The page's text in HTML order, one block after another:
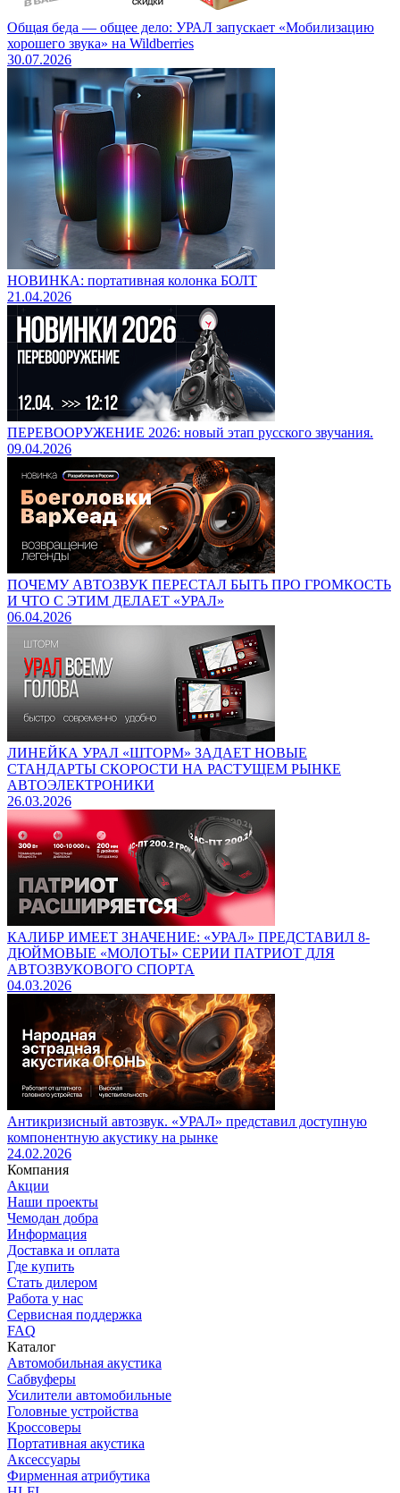
Общая беда — общее дело: УРАЛ запускает «Мобилизацию
хорошего звука» на Wildberries
30.07.2026
НОВИНКА: портативная колонка БОЛТ
21.04.2026
ПЕРЕВООРУЖЕНИЕ 2026: новый этап русского звучания.
09.04.2026
ПОЧЕМУ АВТОЗВУК ПЕРЕСТАЛ БЫТЬ ПРО ГРОМКОСТЬ
И ЧТО С ЭТИМ ДЕЛАЕТ «УРАЛ»
06.04.2026
ЛИНЕЙКА УРАЛ «ШТОРМ» ЗАДАЕТ НОВЫЕ
СТАНДАРТЫ СКОРОСТИ НА РАСТУЩЕМ РЫНКЕ
АВТОЭЛЕКТРОНИКИ
26.03.2026
КАЛИБР ИМЕЕТ ЗНАЧЕНИЕ: «УРАЛ» ПРЕДСТАВИЛ 8-
ДЮЙМОВЫЕ «МОЛОТЫ» СЕРИИ ПАТРИОТ ДЛЯ
АВТОЗВУКОВОГО СПОРТА
04.03.2026
Антикризисный автозвук. «УРАЛ» представил доступную
компонентную акустику на рынке
24.02.2026
Компания
Акции
Наши проекты
Чемодан добра
Информация
Доставка и оплата
Где купить
Стать дилером
Работа у нас
Сервисная поддержка
FAQ
Каталог
Автомобильная акустика
Сабвуферы
Усилители автомобильные
Головные устройства
Кроссоверы
Портативная акустика
Аксессуары
Фирменная атрибутика